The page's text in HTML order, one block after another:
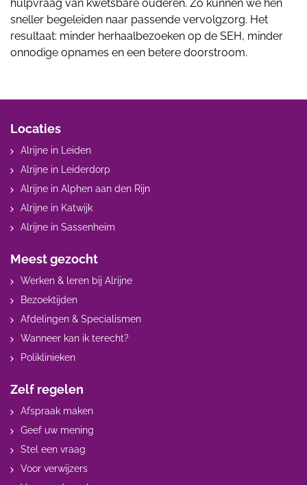
hulpvraag van kwetsbare ouderen. Zo kunnen we hen
sneller begeleiden naar passende vervolgzorg. Het
resultaat: minder herhaalbezoeken op de SEH, minder
onnodige opnames en een betere doorstroom.
Locaties
Alrijne in Leiden
Alrijne in Leiderdorp
Alrijne in Alphen aan den Rijn
Alrijne in Katwijk
Alrijne in Sassenheim
Meest gezocht
Werken & leren bij Alrijne
Bezoektijden
Afdelingen & Specialismen
Wanneer kan ik terecht?
Poliklinieken
Zelf regelen
Afspraak maken
Geef uw mening
Stel een vraag
Voor verwijzers